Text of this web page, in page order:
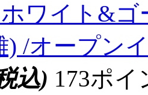
ワイト&
) /オープン
込) 173ポ